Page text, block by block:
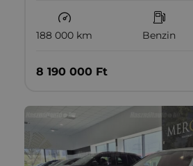
188 000 km Benzin
8‏‏‎ ‎190‏‏‎ ‎000 Ft